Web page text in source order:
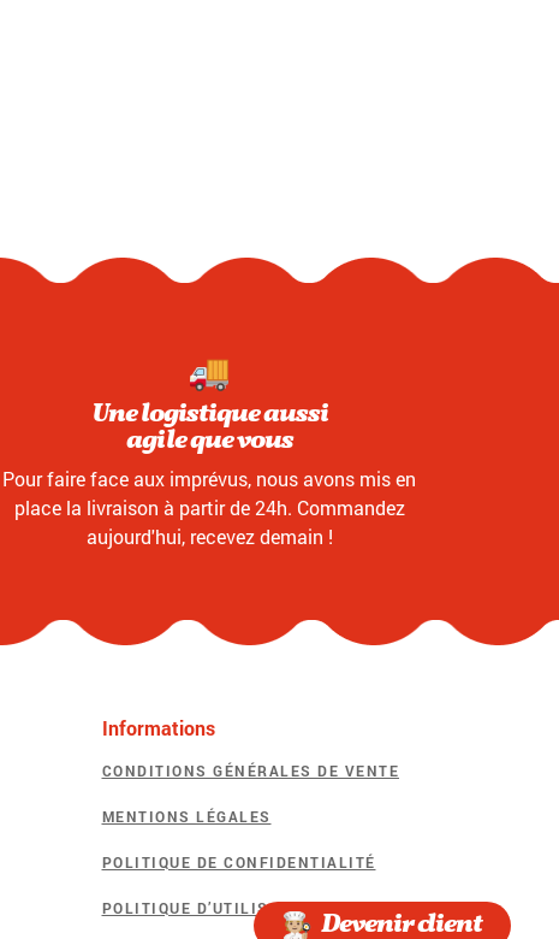
Devenir client
Une logistique aussi
agile que vous
Pour faire face aux imprévus, nous avons mis en
place la livraison à partir de 24h. Commandez
aujourd'hui, recevez demain !
Informations
CONDITIONS GÉNÉRALES DE VENTE
MENTIONS LÉGALES
POLITIQUE DE CONFIDENTIALITÉ
POLITIQUE D’UTILISATION DES COOKIES